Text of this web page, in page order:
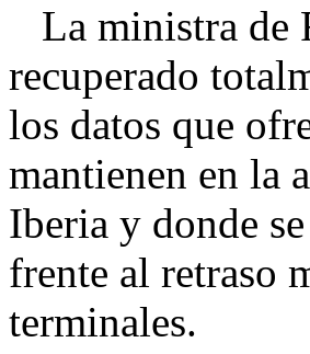
La ministra de
recuperado
los datos que
mantienen en la
Iberia y donde
frente al retraso
terminales.